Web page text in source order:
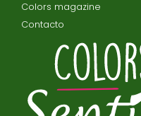
Colors magazine
Contacto